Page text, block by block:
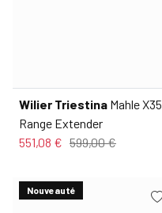
Wilier Triestina Mahle X35
Range Extender
551,08 € 599,00 €
Nouveauté